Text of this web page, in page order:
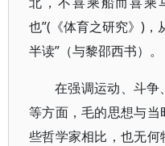
也”(《体育之研究》)，
半读”（与黎邵西书）。
在强调运动、斗争
等方面，毛的思想与
些哲学家相比，也无